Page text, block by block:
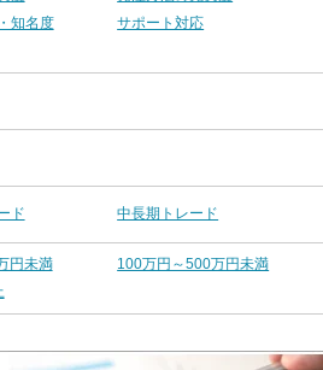
知名度
サポート対応
ド 中長期トレード
円未満
100万円～500万円未満